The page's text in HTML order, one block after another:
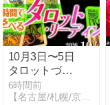
10月3日〜5日
タロットづく
しの3days！
伊泉龍一先生
6時間前